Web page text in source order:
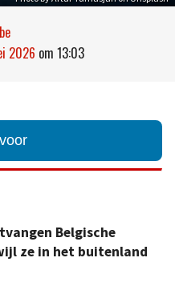
2026 om 13:03
Belgische
ze in het buitenland